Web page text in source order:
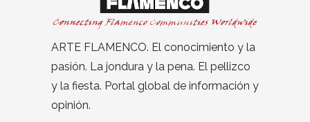
ARTE FLAMENCO. El conocimiento y la
pasión. La jondura y la pena. El pellizco
y la fiesta. Portal global de información y
opinión.